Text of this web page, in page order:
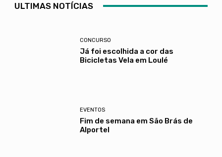
ULTIMAS NOTÍCIAS
CONCURSO
Já foi escolhida a cor das
Bicicletas Vela em Loulé
EVENTOS
Fim de semana em São Brás de
Alportel